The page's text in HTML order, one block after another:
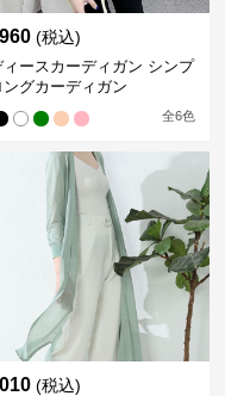
(税込)
ィースカーディガン シンプ
ングカーディガン
全6色
(税込)